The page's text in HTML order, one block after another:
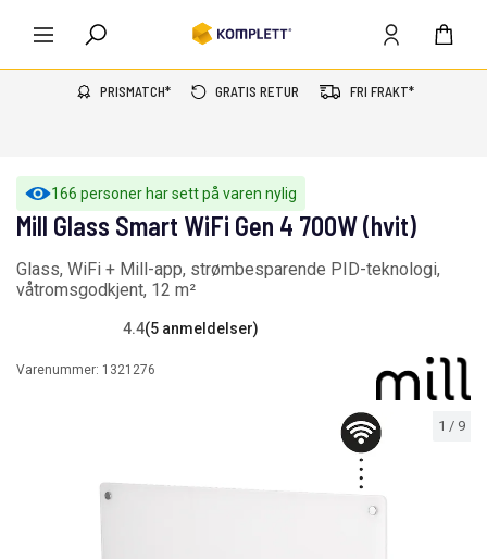
PRISMATCH* GRATIS RETUR FRI FRAKT*
166 personer har sett på varen nylig
1 / 9
Mill Glass Smart WiFi Gen 4 700W (hvit)
Glass, WiFi + Mill-app, strømbesparende PID-teknologi,
våtromsgodkjent, 12 m²
4.4(5 anmeldelser)
Varenummer: 1321276